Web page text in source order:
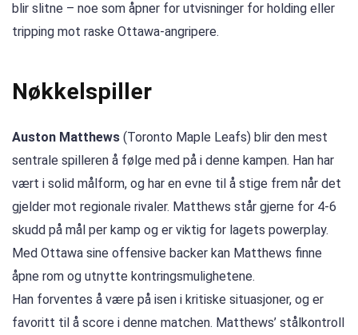
blir slitne – noe som åpner for utvisninger for holding eller
tripping mot raske Ottawa-angripere.
Nøkkelspiller
Auston Matthews (Toronto Maple Leafs) blir den mest
sentrale spilleren å følge med på i denne kampen. Han har
vært i solid målform, og har en evne til å stige frem når det
gjelder mot regionale rivaler. Matthews står gjerne for 4-6
skudd på mål per kamp og er viktig for lagets powerplay.
Med Ottawa sine offensive backer kan Matthews finne
åpne rom og utnytte kontringsmulighetene.
Han forventes å være på isen i kritiske situasjoner, og er
favoritt til å score i denne matchen. Matthews’ stålkontroll